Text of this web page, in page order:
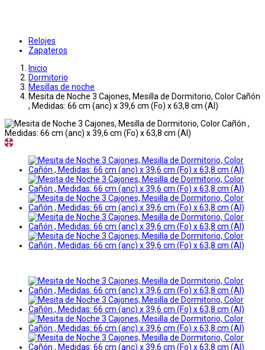
Relojes
Zapateros
Inicio
Dormitorio
Mesillas de noche
Mesita de Noche 3 Cajones, Mesilla de Dormitorio, Color Cañón
, Medidas: 66 cm (anc) x 39,6 cm (Fo) x 63,8 cm (Al)